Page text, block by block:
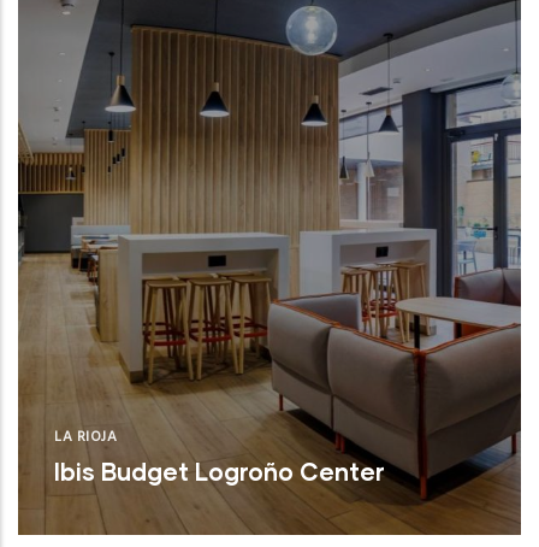
LA RIOJA
Ibis Budget Logroño Center